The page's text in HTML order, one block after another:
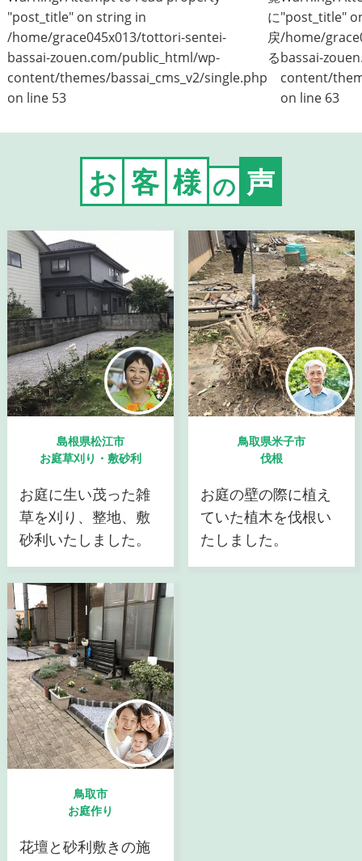
"post_title" on string in
/home/grace045x013/tottori-sentei-
bassai-zouen.com/public_html/wp-
content/themes/bassai_cms_v2/single.php
on line 53
に
戻
る
"post_title"
/home/
bassai-
content/
on line 63
お 客 様 の 声
島根県松江市
お庭草刈り・敷砂利
お庭に生い茂った雑
草を刈り、整地、敷
砂利いたしました。
鳥取県米子市
伐根
お庭の壁の際に植え
ていた植木を伐根い
たしました。
鳥取市
お庭作り
花壇と砂利敷きの施